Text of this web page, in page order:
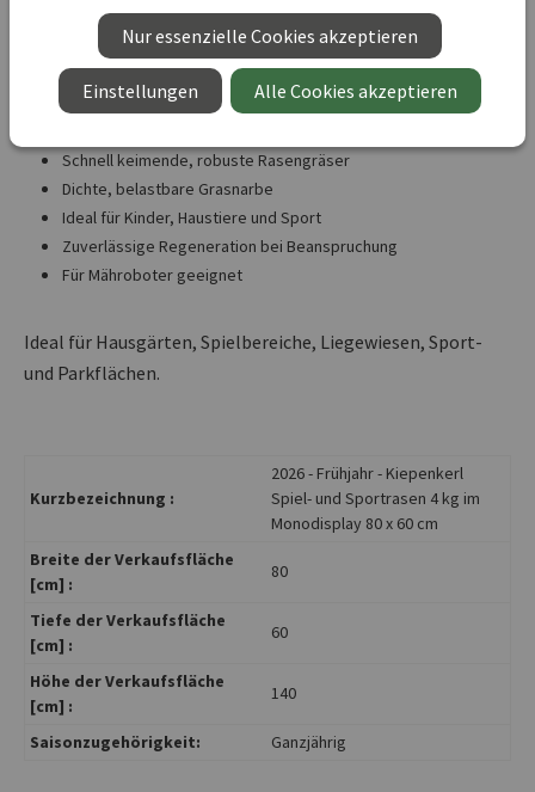
Bodenarten mit normaler bis guter Nährstoffversorgung.
Vorteile im Überblick:
Schnell keimende, robuste Rasengräser
Dichte, belastbare Grasnarbe
Ideal für Kinder, Haustiere und Sport
Zuverlässige Regeneration bei Beanspruchung
Für Mähroboter geeignet
Ideal für Hausgärten, Spielbereiche, Liegewiesen, Sport-
und Parkflächen.
Kurzbezeichnung :
2026 - Frühjahr - Kiepenkerl
Spiel- und Sportrasen 4 kg im
Monodisplay 80 x 60 cm
Breite der Verkaufsfläche
[cm] :
80
Tiefe der Verkaufsfläche
[cm] :
60
Höhe der Verkaufsfläche
[cm] :
140
Saisonzugehörigkeit: Ganzjährig
Nur essenzielle Cookies akzeptieren
Einstellungen Alle Cookies akzeptieren